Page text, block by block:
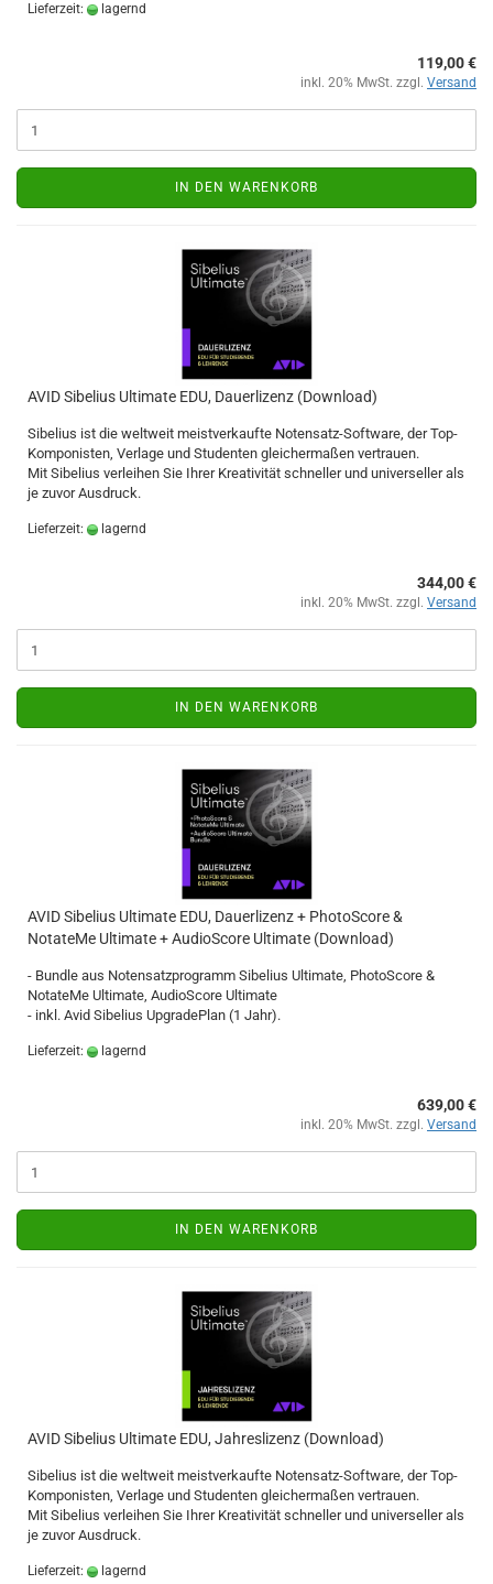
Lieferzeit: lagernd
119,00 €
inkl. 20% MwSt. zzgl. Versand
IN DEN WARENKORB
AVID Sibelius Ultimate EDU, Dauerlizenz (Download)
Sibelius ist die weltweit meistverkaufte Notensatz-Software, der Top-
Komponisten, Verlage und Studenten gleichermaßen vertrauen.
Mit Sibelius verleihen Sie Ihrer Kreativität schneller und universeller als
je zuvor Ausdruck.
Lieferzeit: lagernd
344,00 €
inkl. 20% MwSt. zzgl. Versand
IN DEN WARENKORB
AVID Sibelius Ultimate EDU, Dauerlizenz + PhotoScore &
NotateMe Ultimate + AudioScore Ultimate (Download)
- Bundle aus Notensatzprogramm Sibelius Ultimate, PhotoScore &
NotateMe Ultimate, AudioScore Ultimate
- inkl. Avid Sibelius UpgradePlan (1 Jahr).
Lieferzeit: lagernd
639,00 €
inkl. 20% MwSt. zzgl. Versand
IN DEN WARENKORB
AVID Sibelius Ultimate EDU, Jahreslizenz (Download)
Sibelius ist die weltweit meistverkaufte Notensatz-Software, der Top-
Komponisten, Verlage und Studenten gleichermaßen vertrauen.
Mit Sibelius verleihen Sie Ihrer Kreativität schneller und universeller als
je zuvor Ausdruck.
Lieferzeit: lagernd